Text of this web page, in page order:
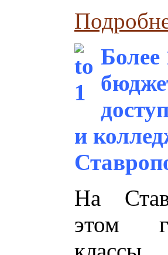
Более
и
На
этом